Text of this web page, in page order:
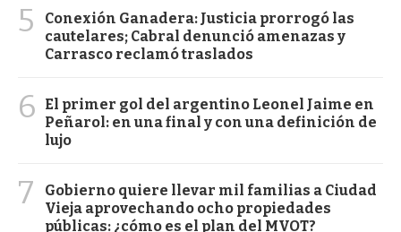
5
Conexión Ganadera: Justicia prorrogó las
cautelares; Cabral denunció amenazas y
Carrasco reclamó traslados
6
El primer gol del argentino Leonel Jaime en
Peñarol: en una final y con una definición de
lujo
7
Gobierno quiere llevar mil familias a Ciudad
Vieja aprovechando ocho propiedades
públicas: ¿cómo es el plan del MVOT?